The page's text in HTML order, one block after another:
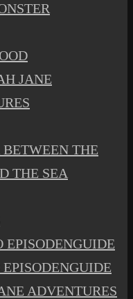
JANE
THE
THE SEA
EPISODENGUIDE
ADVENTURES